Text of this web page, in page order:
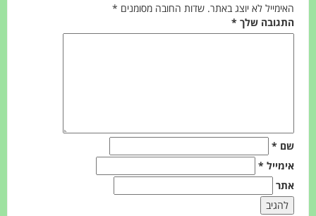
לא יוצג באתר. שדות החובה מסומנים *
שלך*
*